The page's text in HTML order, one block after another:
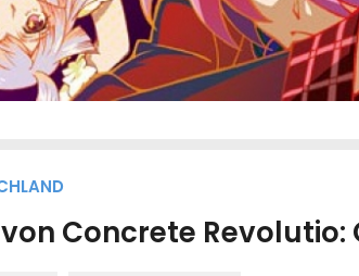
Concrete Revolutio: